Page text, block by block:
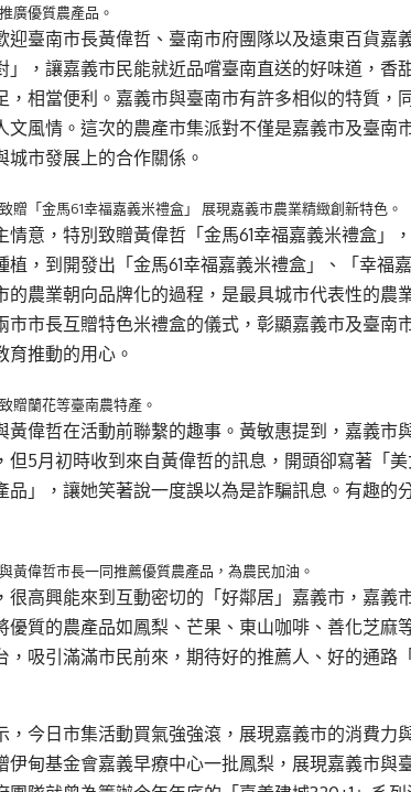
廣優質農產品。
迎臺南市長黃偉哲、臺南市府團隊以及遠東百貨嘉
」，讓嘉義市民能就近品嚐臺南直送的好味道，
，相當便利。嘉義市與臺南市有許多相似的特質，
文風情。這次的農產市集派對不僅是嘉義市及臺南
城市發展上的合作關係。
贈「金馬61幸福嘉義米禮盒」 展現嘉義市農業精緻創新特色。
情意，特別致贈黃偉哲「金馬61幸福嘉義米禮盒」
植，到開發出「金馬61幸福嘉義米禮盒」、「幸福
的農業朝向品牌化的過程，是最具城市代表性的農
市市長互贈特色米禮盒的儀式，彰顯嘉義市及臺南
育推動的用心。
贈蘭花等臺南農特產。
黃偉哲在活動前聯繫的趣事。黃敏惠提到，嘉義市
但5月初時收到來自黃偉哲的訊息，開頭卻寫著「
品」，讓她笑著說一度誤以為是詐騙訊息。有趣的
黃偉哲市長一同推薦優質農產品，為農民加油。
很高興能來到互動密切的「好鄰居」嘉義市，嘉義
優質的農產品如鳳梨、芒果、東山咖啡、善化芝麻
，吸引滿滿市民前來，期待好的推薦人、好的通路
，今日市集活動買氣強強滾，展現嘉義市的消費力
伊甸基金會嘉義早療中心一批鳳梨，展現嘉義市與